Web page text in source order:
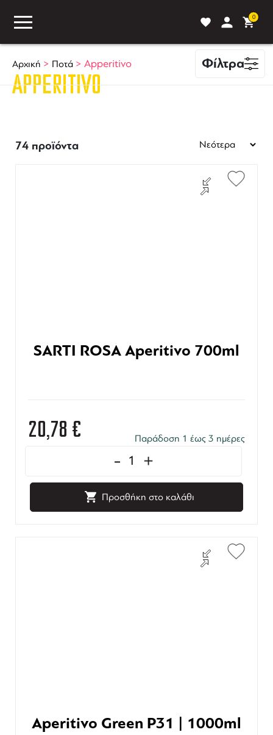
0
Αρχική > Ποτά > Apperitivo Φίλτρα
APPERITIVO
74 προϊόντα
SARTI ROSA Aperitivo 700ml
20,78 € Παράδοση 1 έως 3 ημέρες
- +
Προσθήκη στο καλάθι
Aperitivo Green P31 | 1000ml